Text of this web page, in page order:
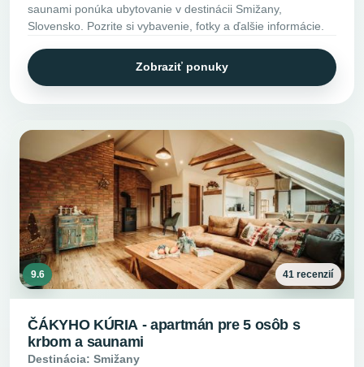
saunami ponúka ubytovanie v destinácii Smižany,
Slovensko. Pozrite si vybavenie, fotky a ďalšie informácie.
Zobraziť ponuky
9.6 41 recenzií
ČÁKYHO KÚRIA - apartmán pre 5 osôb s
krbom a saunami
Destinácia: Smižany